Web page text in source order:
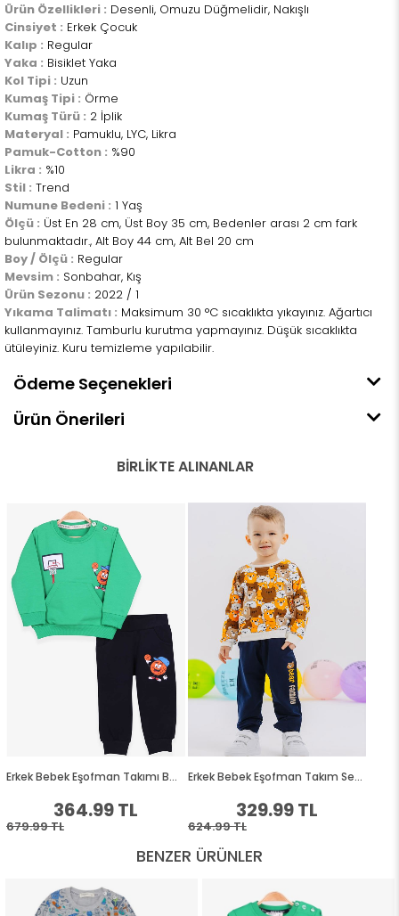
Ürün Özellikleri : Desenli, Omuzu Düğmelidir, Nakışlı
Cinsiyet : Erkek Çocuk
Kalıp : Regular
Yaka : Bisiklet Yaka
Kol Tipi : Uzun
Kumaş Tipi : Örme
Kumaş Türü : 2 İplik
Materyal : Pamuklu, LYC, Likra
Pamuk-Cotton : %90
Likra : %10
Stil : Trend
Numune Bedeni : 1 Yaş
Ölçü : Üst En 28 cm, Üst Boy 35 cm, Bedenler arası 2 cm fark
bulunmaktadır., Alt Boy 44 cm, Alt Bel 20 cm
Boy / Ölçü : Regular
Mevsim : Sonbahar, Kış
Ürün Sezonu : 2022 / 1
Yıkama Talimatı : Maksimum 30 °C sıcaklıkta yıkayınız. Ağartıcı
kullanmayınız. Tamburlu kurutma yapmayınız. Düşük sıcaklıkta
ütüleyiniz. Kuru temizleme yapılabilir.
Ödeme Seçenekleri
Ürün Önerileri
BENZER ÜRÜNLER